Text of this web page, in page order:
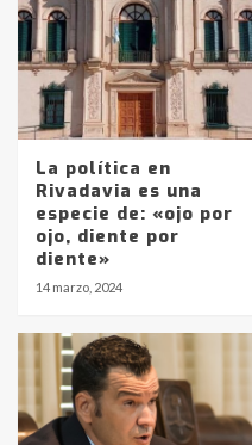
La política en
Rivadavia es una
especie de: «ojo por
ojo, diente por
diente»
14 marzo, 2024